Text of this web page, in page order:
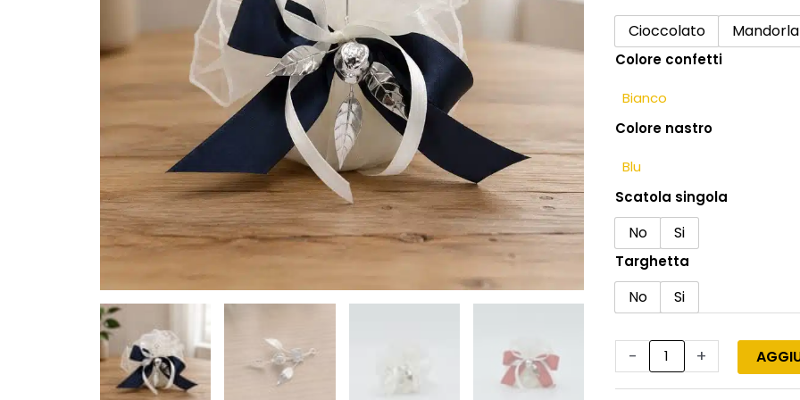
Cioccolato Mandorla
Colore confetti
Colore nastro
Scatola singola
No Si
Targhetta
No Si
-
con
melograno
per
e
sacchetto
quantità
+